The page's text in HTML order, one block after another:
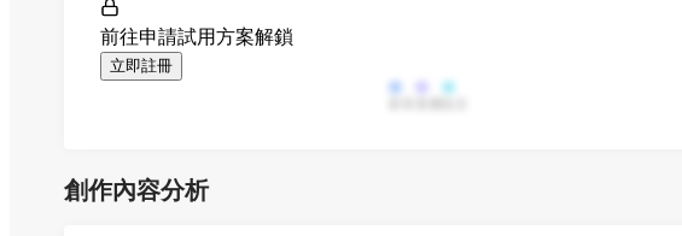
前往申請試用方案解鎖
立即註冊
創作內容分析